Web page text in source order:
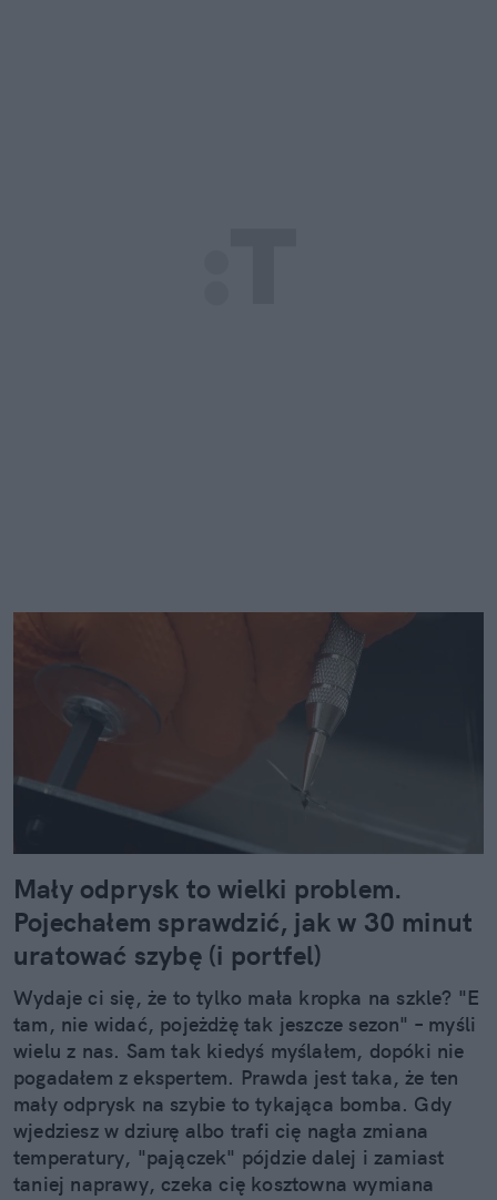
Mały odprysk to wielki problem.
Pojechałem sprawdzić, jak w 30 minut
uratować szybę (i portfel)
Wydaje ci się, że to tylko mała kropka na szkle? "E
tam, nie widać, pojeżdżę tak jeszcze sezon" – myśli
wielu z nas. Sam tak kiedyś myślałem, dopóki nie
pogadałem z ekspertem. Prawda jest taka, że ten
mały odprysk na szybie to tykająca bomba. Gdy
wjedziesz w dziurę albo trafi cię nagła zmiana
temperatury, "pajączek" pójdzie dalej i zamiast
taniej naprawy, czeka cię kosztowna wymiana